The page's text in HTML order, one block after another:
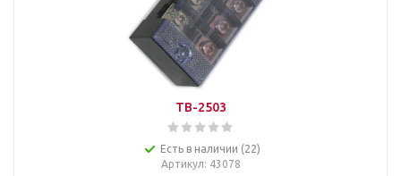
TB-2503
Есть в наличии (22)
Артикул: 43078